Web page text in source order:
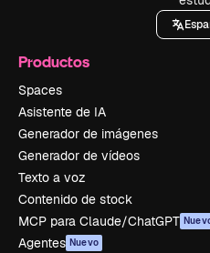
Productos
Spaces
Asistente de IA
Generador de imágenes
Generador de vídeos
Texto a voz
Contenido de stock
MCP para Claude/ChatGPT
Agentes Nuevo